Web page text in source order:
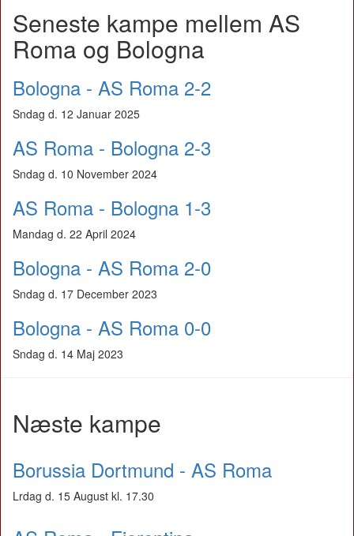
Seneste kampe mellem AS
Roma og Bologna
Bologna - AS Roma 2-2
Sndag d. 12 Januar 2025
AS Roma - Bologna 2-3
Sndag d. 10 November 2024
AS Roma - Bologna 1-3
Mandag d. 22 April 2024
Bologna - AS Roma 2-0
Sndag d. 17 December 2023
Bologna - AS Roma 0-0
Sndag d. 14 Maj 2023
Næste kampe
Borussia Dortmund - AS Roma
Lrdag d. 15 August kl. 17.30